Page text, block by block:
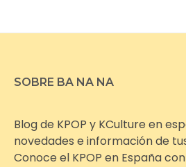
SOBRE BA NA NA
Blog de KPOP y KCulture en
novedades e información de
Conoce el KPOP en España con